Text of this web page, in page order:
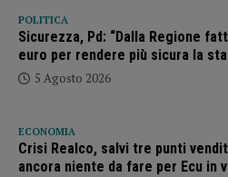
POLITICA
Sicurezza, Pd: “Dalla Regione
euro per rendere più sicura la
5 Agosto 2026
ECONOMIA
Crisi Realco, salvi tre punti
ancora niente da fare per Ecu in